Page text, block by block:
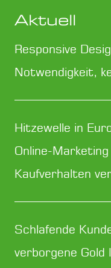
Aktuell
Responsive
Notwendigkeit,
Hitzewelle in
Online-Marketing
Kaufverhalten
Schlafende
verborgene Gold